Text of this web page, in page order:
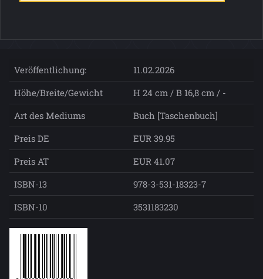
Veröffentlichung:
11.02.2026
Höhe/Breite/Gewicht
H 24 cm / B 16,8 cm / -
Art des Mediums
Buch [Taschenbuch]
Preis DE
EUR 39.95
Preis AT
EUR 41.07
ISBN-13
978-3-531-18323-7
ISBN-10
3531183230